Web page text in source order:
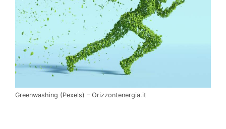
Greenwashing (Pexels) – Orizzontenergia.it